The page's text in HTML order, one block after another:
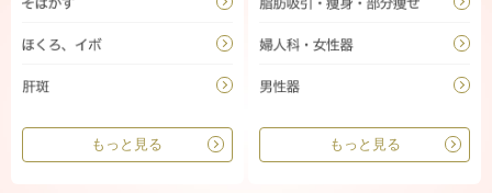
もっと見る もっと見る